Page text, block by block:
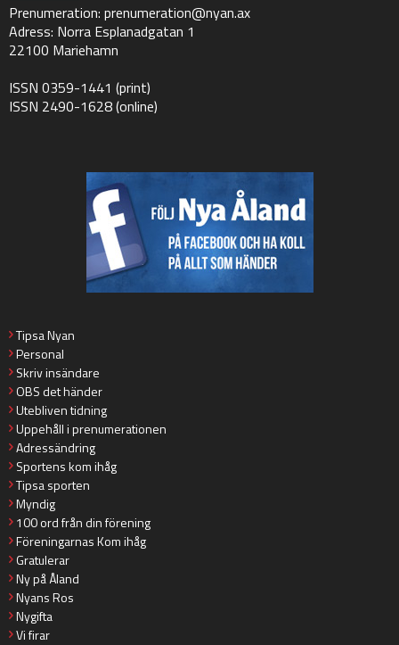
Prenumeration: prenumeration@nyan.ax
Adress: Norra Esplanadgatan 1
22100 Mariehamn
ISSN 0359-1441 (print)
ISSN 2490-1628 (online)
Tipsa Nyan
Personal
Skriv insändare
OBS det händer
Utebliven tidning
Uppehåll i prenumerationen
Adressändring
Sportens kom ihåg
Tipsa sporten
Myndig
100 ord från din förening
Föreningarnas Kom ihåg
Gratulerar
Ny på Åland
Nyans Ros
Nygifta
Vi firar